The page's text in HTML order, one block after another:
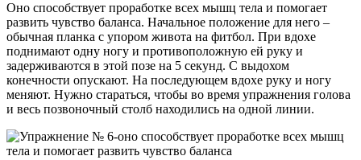
Оно способствует проработке всех мышц тела и помогает
развить чувство баланса. Начальное положение для него –
обычная планка с упором живота на фитбол. При вдохе
поднимают одну ногу и противоположную ей руку и
задерживаются в этой позе на 5 секунд. С выдохом
конечности опускают. На последующем вдохе руку и ногу
меняют. Нужно стараться, чтобы во время упражнения голова
и весь позвоночный столб находились на одной линии.